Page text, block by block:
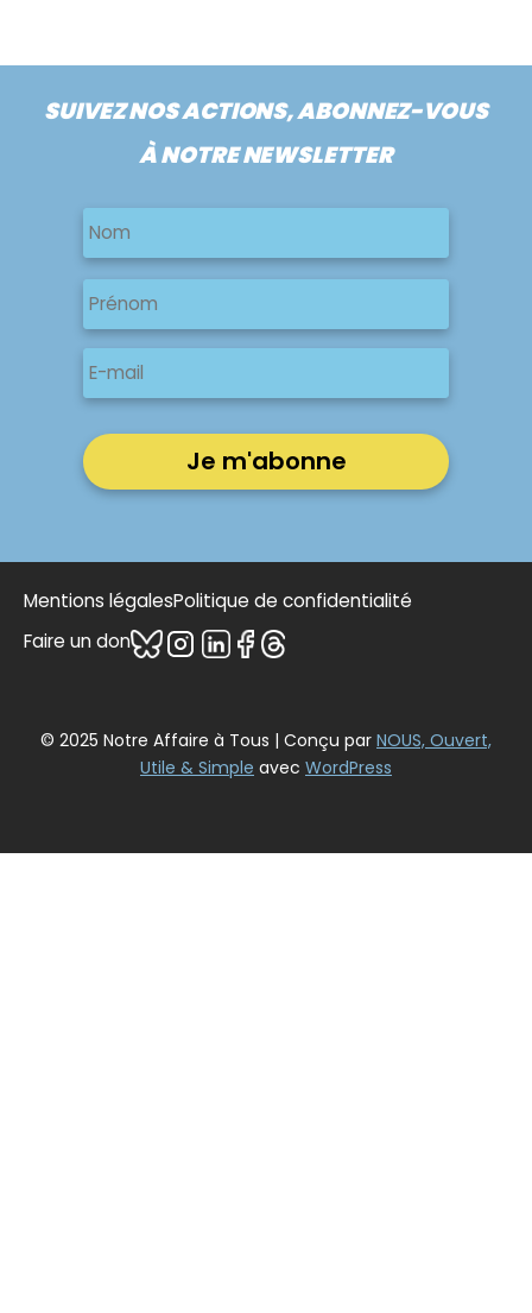
SUIVEZ NOS ACTIONS, ABONNEZ-VOUS
À NOTRE NEWSLETTER
Nom
Nom
Nom
Prénom
E-
mail
Mentions légalesPolitique de confidentialité
Faire un don
© 2025 Notre Affaire à Tous | Conçu par NOUS, Ouvert,
Utile & Simple avec WordPress